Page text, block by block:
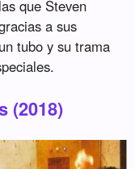
que Steven
a sus
tubo y su trama
(2018)